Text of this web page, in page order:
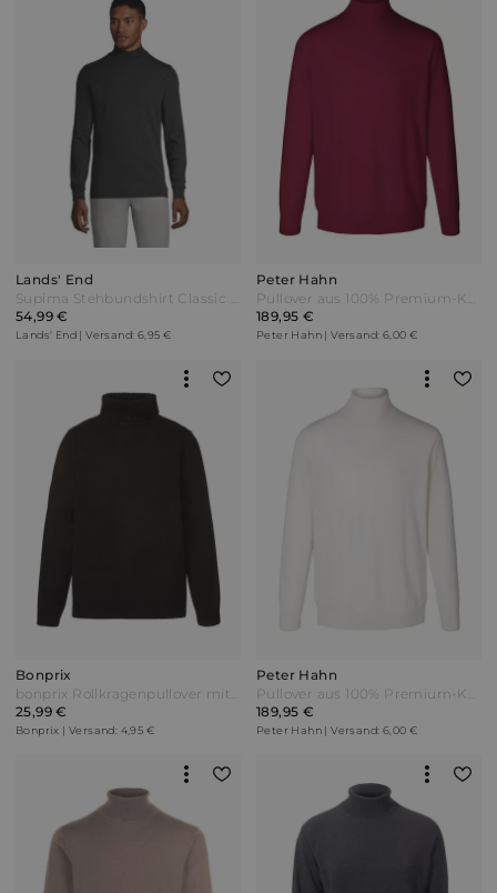
Lands' End
Supima Stehbundshirt Classic Fit Herren Schwarz Baumwolle by Lands' End
54,99 €
Lands' End | Versand: 6,95 €
Peter Hahn
Pullover aus 100% Premium-Kaschmir Peter Hahn rot
189,95 €
Peter Hahn | Versand: 6,00 €
Bonprix
bonprix Rollkragenpullover mit Rippbündchen Schwarz
25,99 €
Bonprix | Versand: 4,95 €
Peter Hahn
Pullover aus 100% Premium-Kaschmir Peter Hahn weiss Weiß
189,95 €
Peter Hahn | Versand: 6,00 €